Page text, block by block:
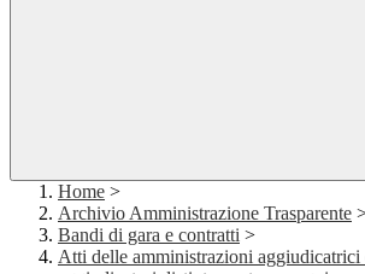
Home >
Archivio Amministrazione Trasparente
Bandi di gara e contratti >
Atti delle amministrazioni aggiudicatrici